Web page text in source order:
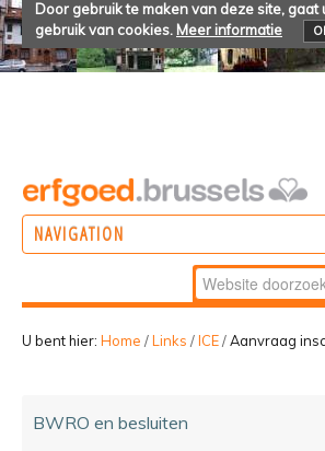
Door gebruik te maken van deze site, gaat
gebruik van cookies. Meer informatie
NAVIGATION
Zoek
Geavanceerd
zoeken...
U bent hier: Home /Links /ICE/Aanvraag
BWRO en besluiten